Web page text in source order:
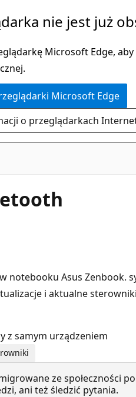
nie jest już
Microsoft Edge,
Microsoft Edge
o przeglądarkach
Asus Zenbook.
i aktualne
z samym urządzeniem
ze społeczności
ani też śledzić pytania.